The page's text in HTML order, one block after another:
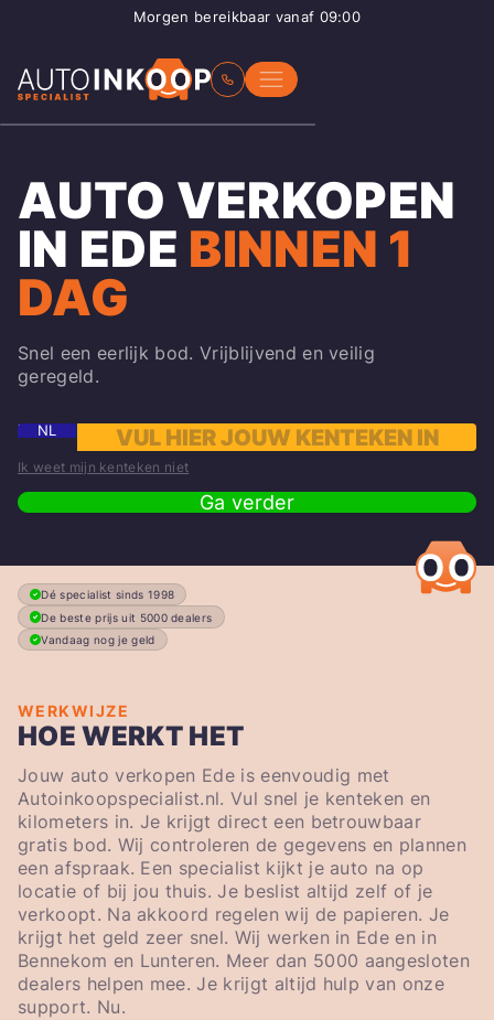
Morgen bereikbaar vanaf 09:00
AUTO VERKOPEN
IN EDE BINNEN 1
DAG
Snel een eerlijk bod. Vrijblijvend en veilig
geregeld.
NL
Ik weet mijn kenteken niet
Ga verder
Dé specialist sinds 1998
De beste prijs uit 5000 dealers
Vandaag nog je geld
WERKWIJZE
HOE WERKT HET
Jouw auto verkopen Ede is eenvoudig met
Autoinkoopspecialist.nl. Vul snel je kenteken en
kilometers in. Je krijgt direct een betrouwbaar
gratis bod. Wij controleren de gegevens en plannen
een afspraak. Een specialist kijkt je auto na op
locatie of bij jou thuis. Je beslist altijd zelf of je
verkoopt. Na akkoord regelen wij de papieren. Je
krijgt het geld zeer snel. Wij werken in Ede en in
Bennekom en Lunteren. Meer dan 5000 aangesloten
dealers helpen mee. Je krijgt altijd hulp van onze
support. Nu.